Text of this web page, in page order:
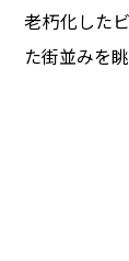
老朽化した
た街並みを